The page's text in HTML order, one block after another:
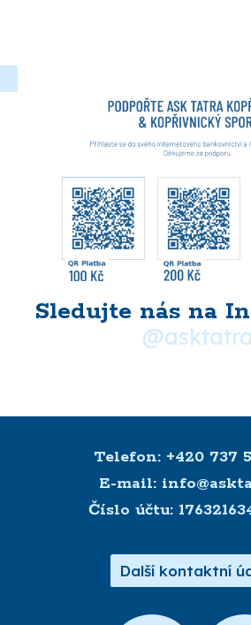
Sledujte nás na
@asktatra
Telefon: +420 737
E-mail:
Číslo účtu:
Další kontaktní